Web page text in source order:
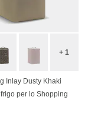
+ 1
Inlay Dusty Khaki
per lo Shopping